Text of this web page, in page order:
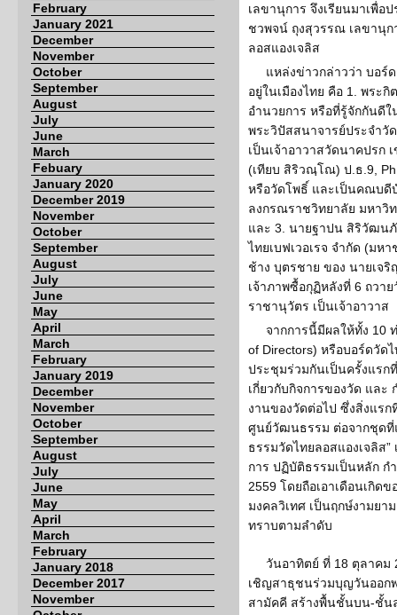
February
January 2021
December
November
October
September
August
July
June
March
Febuary
January 2020
December 2019
November
October
September
August
July
June
May
April
March
February
January 2019
December
November
October
September
August
July
June
May
April
March
February
January 2018
December 2017
November
เลขานุการ จึงเรียนมาเพื่อ
ชวพจน์ ถุงสุวรรณ เลขานุ
ลอสแองเจลิส
แหล่งข่าวกล่าวว่า บอร์
อยู่ในเมืองไทย คือ 1. พระ
อำนวยการ หรือที่รู้จักกันดีใ
พระวิปัสสนาจารย์ประจำวั
เป็นเจ้าอาวาสวัดนาคปรก
(เทียบ สิริวณฺโณ) ป.ธ.9,
หรือวัดโพธิ์ และเป็นคณบ
ลงกรณราชวิทยาลัย มหาวิ
และ 3. นายฐาปน สิริวัฒน
ไทยเบฟเวอเรจ จำกัด (มห
ช้าง บุตรชาย ของ นายเ
เจ้าภาพซื้อกุฏิหลังที่ 6 ถวา
ราชานุวัตร เป็นเจ้าอาวาส
จากการนี้มีผลให้ทั้ง 10
of Directors) หรือบอร์ดวัด
ประชุมร่วมกันเป็นครั้งแรก
เกี่ยวกับกิจการของวัด แล
งานของวัดต่อไป ซึ่งสิ่งแร
ศูนย์วัฒนธรรม ต่อจากชุดที่
ธรรมวัดไทยลอสแองเจลิส
การ ปฏิบัติธรรมเป็นหลัก ก
2559 โดยถือเอาเดือนเกิด
มงคลวิเทศ เป็นฤกษ์งามยา
ทราบตามลำดับ
วันอาทิตย์ ที่ 18 ตุลาคม
เชิญสาธุชนร่วมบุญวันออก
สามัคคี สร้างพื้นชั้นบน-ชั้น